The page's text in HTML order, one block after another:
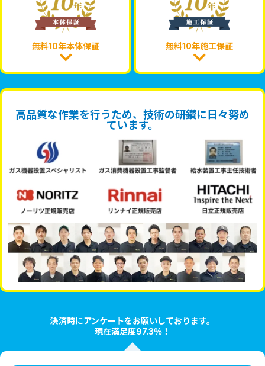
無料10年本体保証 無料10年施工保証
高品質な作業を行うため、技術の研鑽に日々努め
ています。
決済時にアンケートをお願いしております。
現在満足度97.3％！